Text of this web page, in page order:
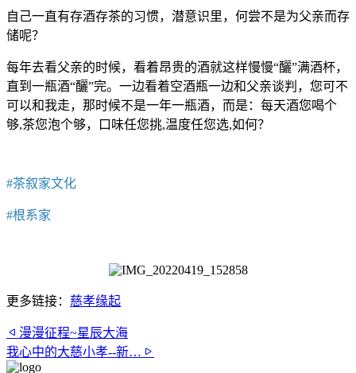
自己一直有存酒存茶的习惯，潜意识里，何尝不是为父亲而存
储呢？
每年去看父亲的时候，看着昂贵的酒就这样慢慢“釃”满酒杯，
直到一瓶酒“釃”完。一边看着空酒瓶一边和父亲谈判，您可不
可以和我走，那时候不是一年一瓶酒，而是：每天酒您喝个
够,茶您泡个够，口味任您挑,温度任您选,如何？
#茶叙家文化
#根系家
更多链接： 慈孝缘起
漫漫征程~星辰大海
我心中的大慈小孝--新…